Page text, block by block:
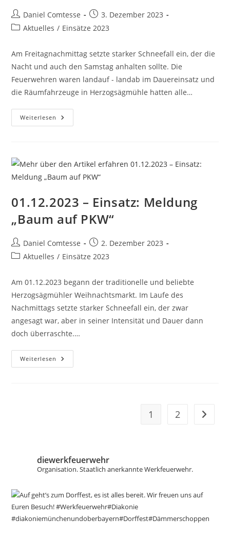
Beitrags-
Autor:
Daniel Comtesse
Beitrag
veröffentlicht:
3. Dezember 2023
Beitrags-
Aktuelles / Einsätze 2023
Am Freitagnachmittag setzte starker Schneefall ein, der die
Nacht und auch den Samstag anhalten sollte. Die
Feuerwehren waren landauf - landab im Dauereinsatz und
die Räumfahrzeuge in Herzogsägmühle hatten alle…
Weiterlesen Wintereinbruch
Zum
01.12.2023 – Einsatz: Meldung
„Baum auf PKW“
Beitrags-
Autor:
Daniel Comtesse
Beitrag
veröffentlicht:
2. Dezember 2023
Beitrags-
Aktuelles / Einsätze 2023
Am 01.12.2023 begann der traditionelle und beliebte
Herzogsägmühler Weihnachtsmarkt. Im Laufe des
Nachmittags setzte starker Schneefall ein, der zwar
angesagt war, aber in seiner Intensität und Dauer dann
doch überraschte.…
Weiterlesen 01.12.2023
–
1 2 Zur
diewerkfeuerwehr
Organisation.Staatlich anerkannte Werkfeuerwehr.